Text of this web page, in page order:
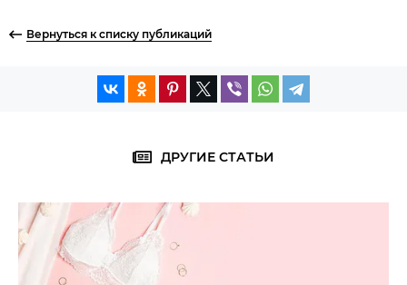
Вернуться к списку публикаций
ДРУГИЕ СТАТЬИ